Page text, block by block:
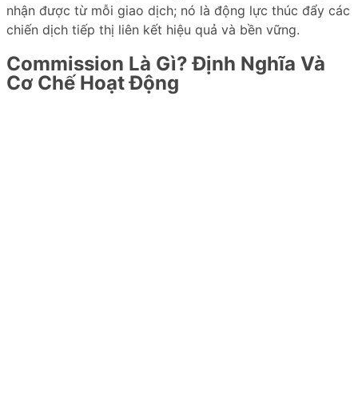
nhận được từ mỗi giao dịch; nó là động lực thúc đẩy các
chiến dịch tiếp thị liên kết hiệu quả và bền vững.
Commission Là Gì? Định Nghĩa Và
Cơ Chế Hoạt Động